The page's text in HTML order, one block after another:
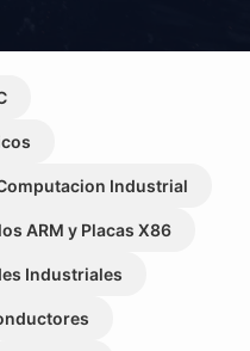
Industrial
ARM y Placas X86
Industriales